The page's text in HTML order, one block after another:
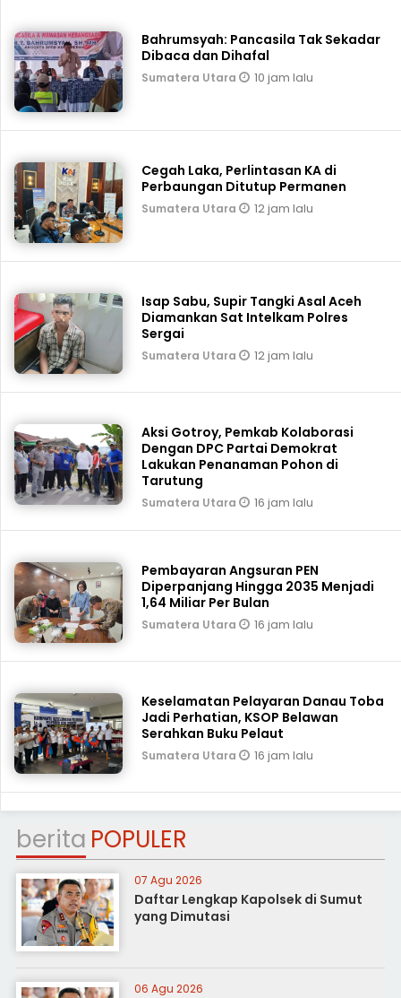
Bahrumsyah: Pancasila Tak Sekadar
Dibaca dan Dihafal
Sumatera Utara 10 jam lalu
Cegah Laka, Perlintasan KA di
Perbaungan Ditutup Permanen
Sumatera Utara 12 jam lalu
Isap Sabu, Supir Tangki Asal Aceh
Diamankan Sat Intelkam Polres
Sergai
Sumatera Utara 12 jam lalu
Aksi Gotroy, Pemkab ‎Kolaborasi
Dengan DPC Partai Demokrat
Lakukan Penanaman Pohon di
Tarutung
Sumatera Utara 16 jam lalu
Pembayaran Angsuran PEN
Diperpanjang Hingga 2035 Menjadi
1,64 Miliar Per Bulan
Sumatera Utara 16 jam lalu
Keselamatan Pelayaran Danau Toba
Jadi Perhatian, KSOP Belawan
Serahkan Buku Pelaut
Sumatera Utara 16 jam lalu
berita POPULER
07 Agu 2026
Daftar Lengkap Kapolsek di Sumut
yang Dimutasi
06 Agu 2026